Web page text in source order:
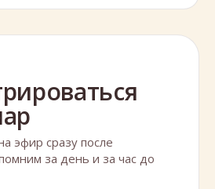
эфир сразу после
за день и за час до